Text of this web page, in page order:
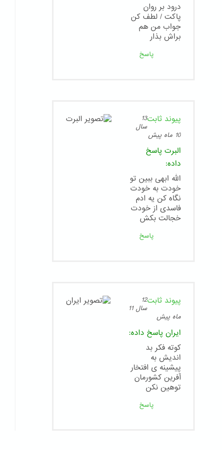
درود بر روان
پاکت / لطف کن
جواب من هم
براش بذار
پاسخ
پیوند ثابت13
سال
10 ماه پیش
البرت پاسخ
داده:
الله ابهی ببین تو
خودت به خودت
نگاه کن یه ادم
فاسدی از خودت
خجالت بکش
پاسخ
پیوند ثابت12
سال 11
ماه پیش
ایران پاسخ داده:
کوته فکر بد
اندیش به
پیشینه ی افتخار
آفرین کشورمان
توهین نکن
پاسخ